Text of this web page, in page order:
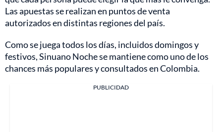
Las apuestas se realizan en puntos de venta
autorizados en distintas regiones del país.
Como se juega todos los días, incluidos domingos y
festivos, Sinuano Noche se mantiene como uno de los
chances más populares y consultados en Colombia.
PUBLICIDAD